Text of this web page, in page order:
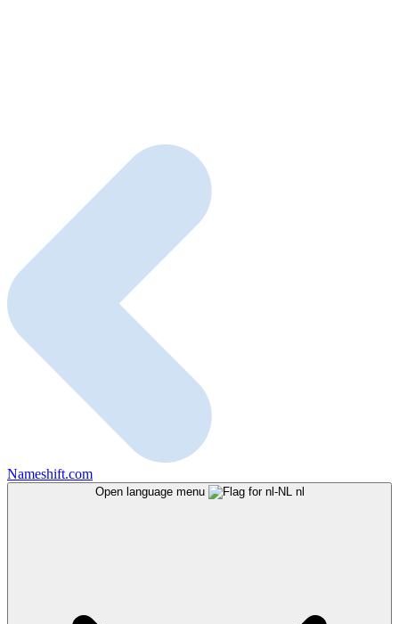
Nameshift.com
Open language menu nl